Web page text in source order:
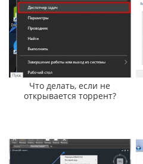
Что делать, если не
открывается торрент?